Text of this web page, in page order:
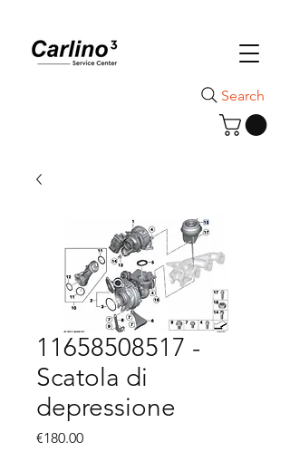
Search
11658508517 -
Scatola di
depressione
€180.00Price